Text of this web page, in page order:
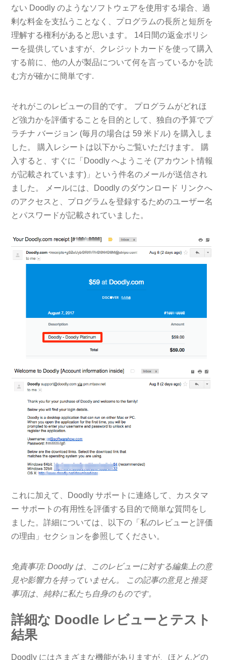
ない Doodly のようなソフトウェアを使用する場合、過
剰な料金を支払うことなく、プログラムの長所と短所を
理解する権利があると思います。 14日間の返金ポリシ
ーを提供していますが、クレジットカードを使って購入
する前に、他の人が製品について何を言っているかを読
む方が確かに簡単です.
それがこのレビューの目的です。 プログラムがどれほ
ど強力かを評価することを目的として、独自の予算でプ
ラチナ バージョン (毎月の場合は 59 米ドル) を購入しま
した。 購入レシートは以下からご覧いただけます。 購
入すると、すぐに「Doodly へようこそ (アカウント情報
が記載されています)」という件名のメールが送信され
ました。 メールには、Doodly のダウンロード リンクへ
のアクセスと、プログラムを登録するためのユーザー名
とパスワードが記載されていました。
これに加えて、Doodly サポートに連絡して、カスタマ
ー サポートの有用性を評価する目的で簡単な質問をし
ました。詳細については、以下の「私のレビューと評価
の理由」セクションを参照してください。
免責事項: Doodly は、このレビューに対する編集上の意
見や影響力を持っていません。 この記事の意見と推奨
事項は、純粋に私たち自身のものです。
詳細な Doodle レビューとテスト
結果
Doodly にはさまざまな機能がありますが、ほとんどの